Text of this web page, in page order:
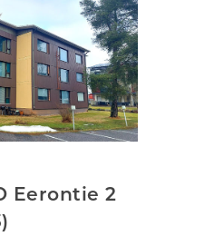
Eerontie 2